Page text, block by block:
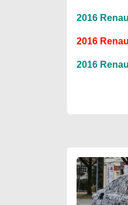
2016
2016
2016